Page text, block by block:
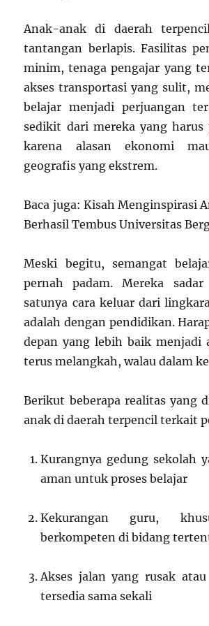
Anak-anak di daerah
tantangan berlapis. Fasilitas
minim, tenaga pengajar yang
akses transportasi yang sulit,
belajar menjadi perjuangan
sedikit dari mereka yang harus
karena alasan ekonomi
geografis yang ekstrem.
Baca juga: Kisah Menginspirasi
Berhasil Tembus Universitas
Meski begitu, semangat
pernah padam. Mereka
satunya cara keluar dari
adalah dengan pendidikan.
depan yang lebih baik menjadi
terus melangkah, walau dalam
Berikut beberapa realitas yang
anak di daerah terpencil terkait
Kurangnya gedung sekolah
aman untuk proses belajar
Kekurangan guru,
berkompeten di bidang
Akses jalan yang rusak
tersedia sama sekali